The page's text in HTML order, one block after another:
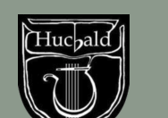
Skip
content